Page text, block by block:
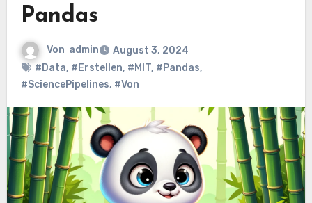
Pandas
Von admin
August 3, 2024
#Data, #Erstellen, #MIT, #Pandas,
#SciencePipelines, #Von